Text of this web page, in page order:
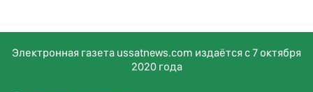
Электронная газета ussatnews.com издаётся с 7 октября
2020 года